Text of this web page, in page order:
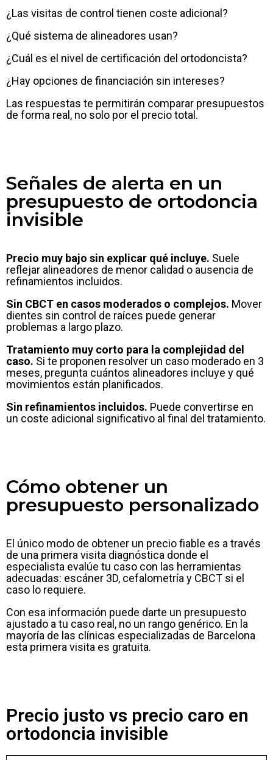
¿Las visitas de control tienen coste adicional?
¿Qué sistema de alineadores usan?
¿Cuál es el nivel de certificación del ortodoncista?
¿Hay opciones de financiación sin intereses?
Las respuestas te permitirán comparar presupuestos
de forma real, no solo por el precio total.
Señales de alerta en un
presupuesto de ortodoncia
invisible
Precio muy bajo sin explicar qué incluye. Suele
reflejar alineadores de menor calidad o ausencia de
refinamientos incluidos.
Sin CBCT en casos moderados o complejos. Mover
dientes sin control de raíces puede generar
problemas a largo plazo.
Tratamiento muy corto para la complejidad del
caso. Si te proponen resolver un caso moderado en 3
meses, pregunta cuántos alineadores incluye y qué
movimientos están planificados.
Sin refinamientos incluidos. Puede convertirse en
un coste adicional significativo al final del tratamiento.
Cómo obtener un
presupuesto personalizado
El único modo de obtener un precio fiable es a través
de una primera visita diagnóstica donde el
especialista evalúe tu caso con las herramientas
adecuadas: escáner 3D, cefalometría y CBCT si el
caso lo requiere.
Con esa información puede darte un presupuesto
ajustado a tu caso real, no un rango genérico. En la
mayoría de las clínicas especializadas de Barcelona
esta primera visita es gratuita.
Precio justo vs precio caro en
ortodoncia invisible